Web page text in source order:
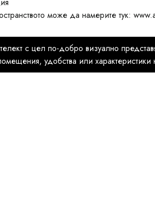
може да намерите тук:
с цел по-добро визуално
удобства или характеристики